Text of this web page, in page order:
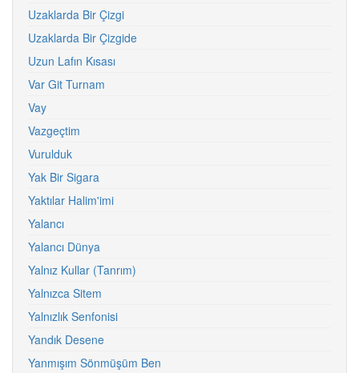
Uzaklarda Bir Çizgi
Uzaklarda Bir Çizgide
Uzun Lafın Kısası
Var Git Turnam
Vay
Vazgeçtim
Vurulduk
Yak Bir Sigara
Yaktılar Halim'imi
Yalancı
Yalancı Dünya
Yalnız Kullar (Tanrım)
Yalnızca Sitem
Yalnızlık Senfonisi
Yandık Desene
Yanmışım Sönmüşüm Ben